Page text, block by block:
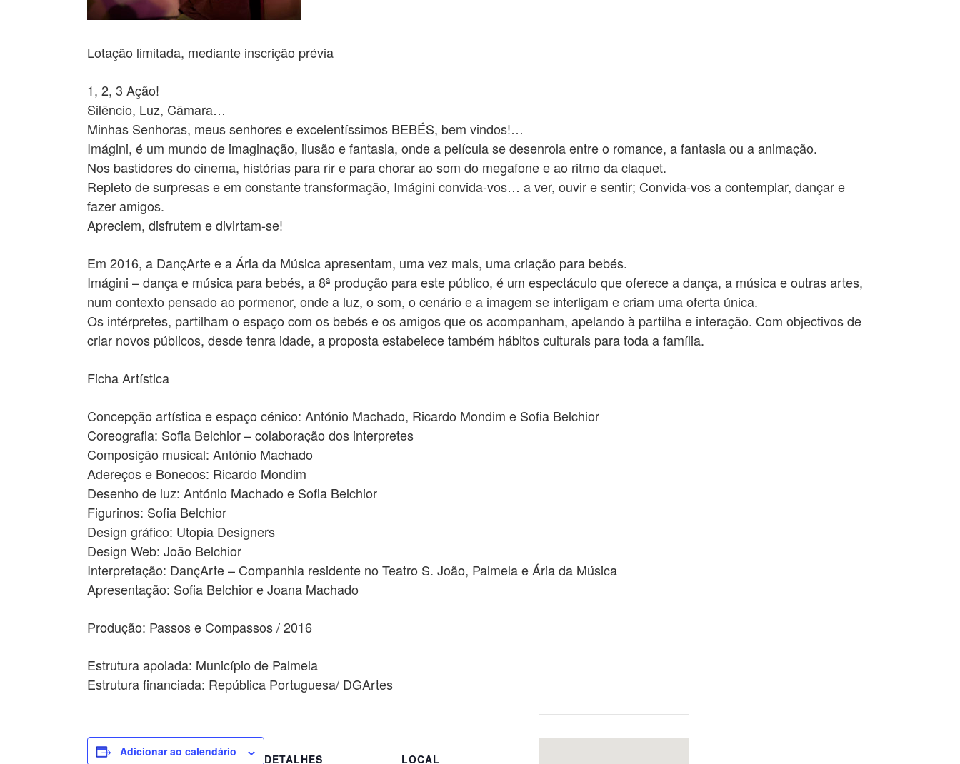
Lotação limitada, mediante inscrição prévia
1, 2, 3 Ação!
Silêncio, Luz, Câmara…
Minhas Senhoras, meus senhores e excelentíssimos BEBÉS, bem vindos!…
Imágini, é um mundo de imaginação, ilusão e fantasia, onde a película se desenrola entre o romance, a fantasia ou a animação.
Nos bastidores do cinema, histórias para rir e para chorar ao som do megafone e ao ritmo da claquet.
Repleto de surpresas e em constante transformação, Imágini convida-vos… a ver, ouvir e sentir; Convida-vos a contemplar, dançar e
fazer amigos.
Apreciem, disfrutem e divirtam-se!
Em 2016, a DançArte e a Ária da Música apresentam, uma vez mais, uma criação para bebés.
Imágini – dança e música para bebés, a 8ª produção para este público, é um espectáculo que oferece a dança, a música e outras artes,
num contexto pensado ao pormenor, onde a luz, o som, o cenário e a imagem se interligam e criam uma oferta única.
Os intérpretes, partilham o espaço com os bebés e os amigos que os acompanham, apelando à partilha e interação. Com objectivos de
criar novos públicos, desde tenra idade, a proposta estabelece também hábitos culturais para toda a família.
Ficha Artística
Concepção artística e espaço cénico: António Machado, Ricardo Mondim e Sofia Belchior
Coreografia: Sofia Belchior – colaboração dos interpretes
Composição musical: António Machado
Adereços e Bonecos: Ricardo Mondim
Desenho de luz: António Machado e Sofia Belchior
Figurinos: Sofia Belchior
Design gráfico: Utopia Designers
Design Web: João Belchior
Interpretação: DançArte – Companhia residente no Teatro S. João, Palmela e Ária da Música
Apresentação: Sofia Belchior e Joana Machado
Produção: Passos e Compassos / 2016
Estrutura apoiada: Município de Palmela
Estrutura financiada: República Portuguesa/ DGArtes
Adicionar ao calendário
DETALHES LOCAL